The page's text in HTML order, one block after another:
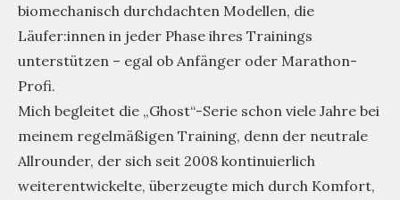
biomechanisch durchdachten Modellen, die
Läufer:innen in jeder Phase ihres Trainings
unterstützen – egal ob Anfänger oder Marathon-
Profi.
Mich begleitet die „Ghost“-Serie schon viele Jahre bei
meinem regelmäßigen Training, denn der neutrale
Allrounder, der sich seit 2008 kontinuierlich
weiterentwickelte, überzeugte mich durch Komfort,